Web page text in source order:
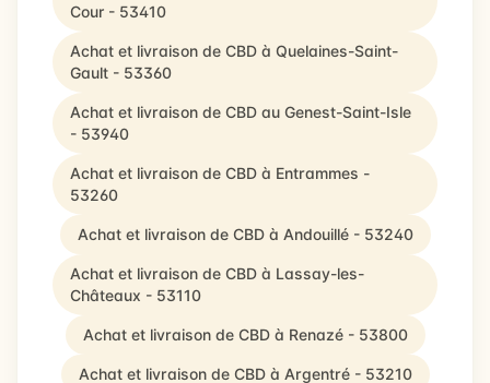
Cour - 53410
Achat et livraison de CBD à Quelaines-Saint-
Gault - 53360
Achat et livraison de CBD au Genest-Saint-Isle
- 53940
Achat et livraison de CBD à Entrammes -
53260
Achat et livraison de CBD à Andouillé - 53240
Achat et livraison de CBD à Lassay-les-
Châteaux - 53110
Achat et livraison de CBD à Renazé - 53800
Achat et livraison de CBD à Argentré - 53210